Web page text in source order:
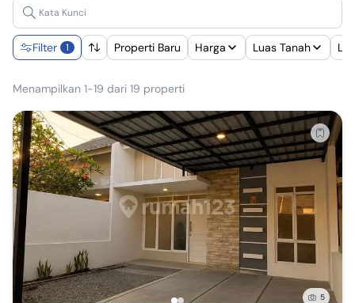
Filter 1 Properti Baru Harga Luas Tanah
Menampilkan 1-19 dari 19 properti
5